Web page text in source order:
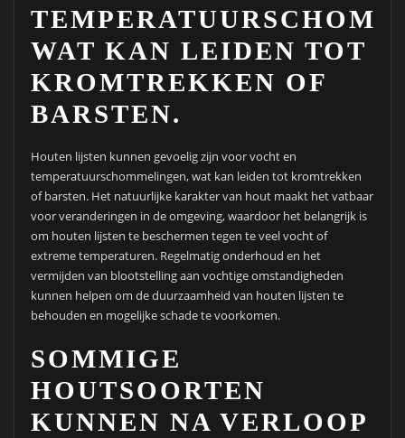
WAT KAN LEIDEN TOT
KROMTREKKEN OF
BARSTEN.
Houten lijsten kunnen gevoelig zijn voor vocht en
temperatuurschommelingen, wat kan leiden tot kromtrekken
of barsten. Het natuurlijke karakter van hout maakt het vatbaar
voor veranderingen in de omgeving, waardoor het belangrijk is
om houten lijsten te beschermen tegen te veel vocht of
extreme temperaturen. Regelmatig onderhoud en het
vermijden van blootstelling aan vochtige omstandigheden
kunnen helpen om de duurzaamheid van houten lijsten te
behouden en mogelijke schade te voorkomen.
SOMMIGE
HOUTSOORTEN
KUNNEN NA VERLOOP